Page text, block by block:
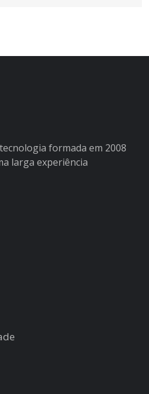
formada em 2008
larga experiência